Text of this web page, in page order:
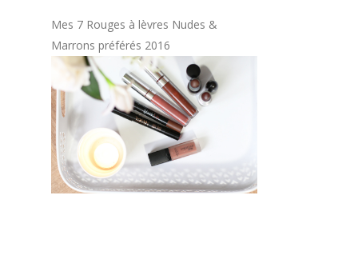
Mes 7 Rouges à lèvres Nudes &
Marrons préférés 2016